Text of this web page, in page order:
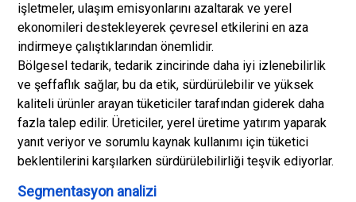
işletmeler, ulaşım emisyonlarını azaltarak ve yerel
ekonomileri destekleyerek çevresel etkilerini en aza
indirmeye çalıştıklarından önemlidir.
Bölgesel tedarik, tedarik zincirinde daha iyi izlenebilirlik
ve şeffaflık sağlar, bu da etik, sürdürülebilir ve yüksek
kaliteli ürünler arayan tüketiciler tarafından giderek daha
fazla talep edilir. Üreticiler, yerel üretime yatırım yaparak
yanıt veriyor ve sorumlu kaynak kullanımı için tüketici
beklentilerini karşılarken sürdürülebilirliği teşvik ediyorlar.
Segmentasyon analizi